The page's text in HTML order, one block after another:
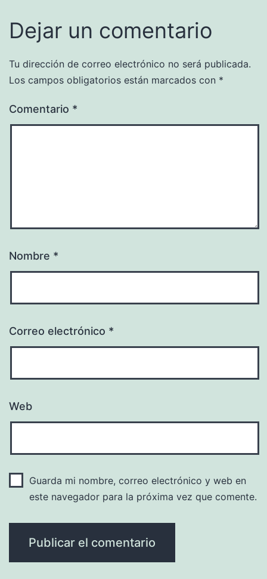
Dejar un comentario
Tu dirección de correo electrónico no será publicada.
Los campos obligatorios están marcados con *
Comentario *
Nombre *
Correo electrónico *
Web
Guarda mi nombre, correo electrónico y web en
este navegador para la próxima vez que comente.